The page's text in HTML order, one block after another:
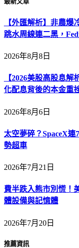
【外匯解析】非農
跳水周線連二黑，
2026年8月8日
【2026美股高股息
化配息背後的本金重
2026年8月6日
太空夢碎？SpaceX
勢超車
2026年7月21日
費半跌入熊市別慌！
體設備與記憶體
2026年7月20日
推薦資訊